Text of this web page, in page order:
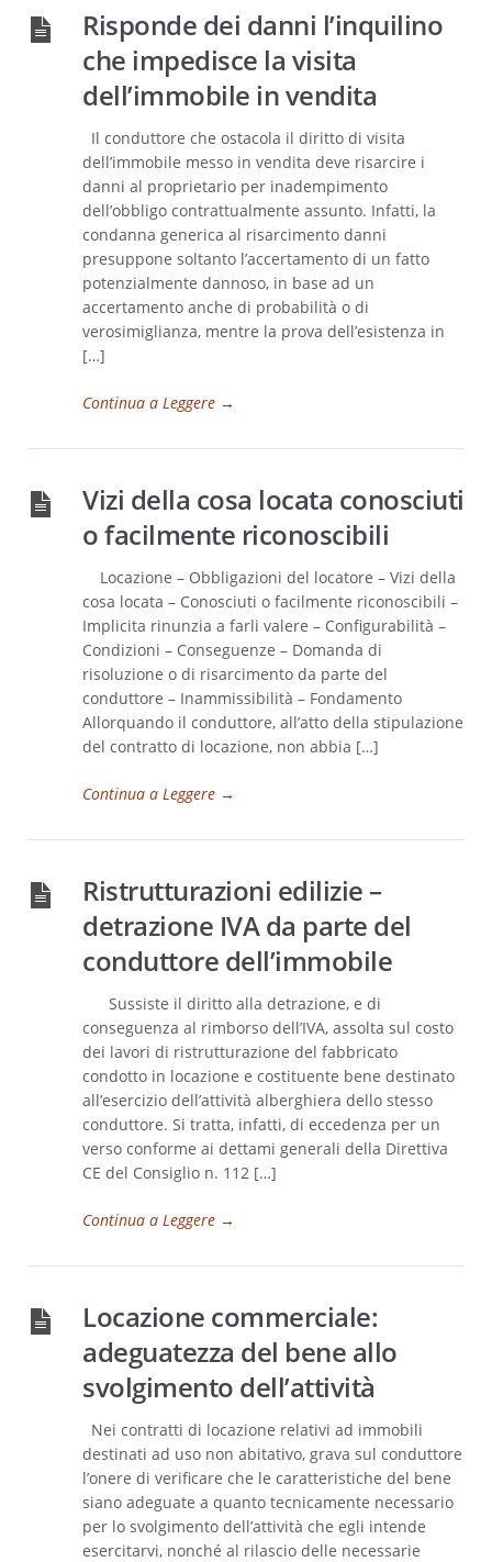
Risponde dei danni l’inquilino
che impedisce la visita
dell’immobile in vendita
Il conduttore che ostacola il diritto di visita
dell’immobile messo in vendita deve risarcire i
danni al proprietario per inadempimento
dell’obbligo contrattualmente assunto. Infatti, la
condanna generica al risarcimento danni
presuppone soltanto l’accertamento di un fatto
potenzialmente dannoso, in base ad un
accertamento anche di probabilità o di
verosimiglianza, mentre la prova dell’esistenza in
[…]
Continua a Leggere →
Vizi della cosa locata conosciuti
o facilmente riconoscibili
Locazione – Obbligazioni del locatore – Vizi della
cosa locata – Conosciuti o facilmente riconoscibili –
Implicita rinunzia a farli valere – Configurabilità –
Condizioni – Conseguenze – Domanda di
risoluzione o di risarcimento da parte del
conduttore – Inammissibilità – Fondamento
Allorquando il conduttore, all’atto della stipulazione
del contratto di locazione, non abbia […]
Continua a Leggere →
Ristrutturazioni edilizie –
detrazione IVA da parte del
conduttore dell’immobile
Sussiste il diritto alla detrazione, e di
conseguenza al rimborso dell’IVA, assolta sul costo
dei lavori di ristrutturazione del fabbricato
condotto in locazione e costituente bene destinato
all’esercizio dell’attività alberghiera dello stesso
conduttore. Si tratta, infatti, di eccedenza per un
verso conforme ai dettami generali della Direttiva
CE del Consiglio n. 112 […]
Continua a Leggere →
Locazione commerciale:
adeguatezza del bene allo
svolgimento dell’attività
Nei contratti di locazione relativi ad immobili
destinati ad uso non abitativo, grava sul conduttore
l’onere di verificare che le caratteristiche del bene
siano adeguate a quanto tecnicamente necessario
per lo svolgimento dell’attività che egli intende
esercitarvi, nonché al rilascio delle necessarie